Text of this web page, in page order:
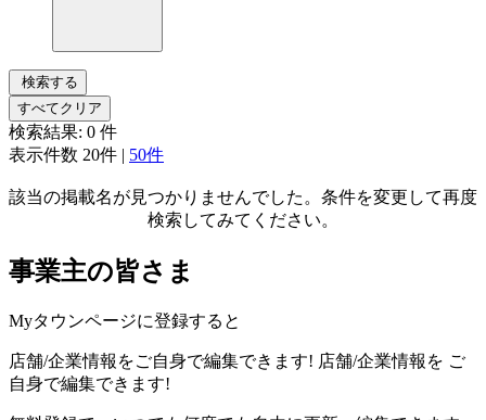
検索する
すべてクリア
検索結果: 0 件
表示件数 20件 | 50件
該当の掲載名が見つかりませんでした。条件を変更して再度
検索してみてください。
事業主の皆さま
Myタウンページに登録すると
店舗/企業情報をご自身で編集できます! 店舗/企業情報を ご
自身で編集できます!